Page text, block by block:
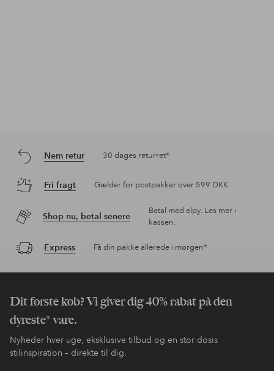
Nem retur 30 dages returret*
Fri fragt Gælder for postpakker over 599 DKK
Shop nu, betal senere
Betal med elpy. Les mer i
kassen.
Express Få din pakke allerede i morgen*
Dit første køb? Vi giver dig 40% rabat på den
dyreste* vare.
Nyheder hver uge, eksklusive tilbud og en stor dosis
stilinspiration – direkte til dig.